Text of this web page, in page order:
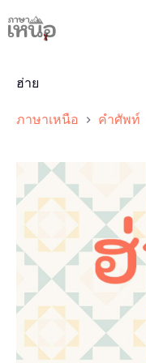
to
content
ฮ่าย
ภาษาเหนือ คำศัพท์